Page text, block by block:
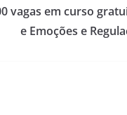
vagas em curso
e Emoções e